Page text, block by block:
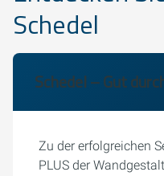
Schedel
Schedel – Gut
Zu der erfolgreichen
PLUS der